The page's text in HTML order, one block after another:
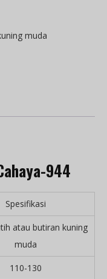
muda
944
Spesifikasi
atau butiran kuning
muda
110-130